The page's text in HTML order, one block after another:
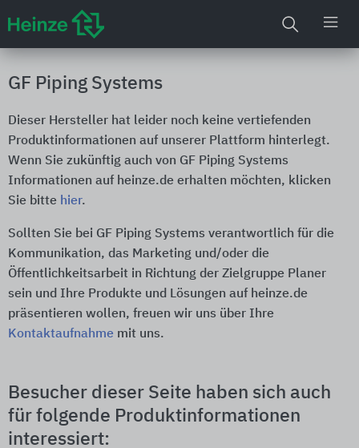
GF Piping Systems
Dieser Hersteller hat leider noch keine vertiefenden
Produktinformationen auf unserer Plattform hinterlegt.
Wenn Sie zukünftig auch von GF Piping Systems
Informationen auf heinze.de erhalten möchten, klicken
Sie bitte hier.
Sollten Sie bei GF Piping Systems verantwortlich für die
Kommunikation, das Marketing und/oder die
Öffentlichkeitsarbeit in Richtung der Zielgruppe Planer
sein und Ihre Produkte und Lösungen auf heinze.de
präsentieren wollen, freuen wir uns über Ihre
Kontaktaufnahme mit uns.
Besucher dieser Seite haben sich auch
für folgende Produktinformationen
interessiert: